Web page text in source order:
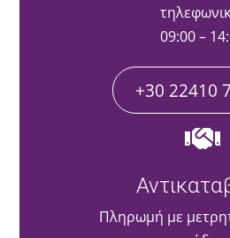
09:00 –
+30 22410
Πληρωμή με